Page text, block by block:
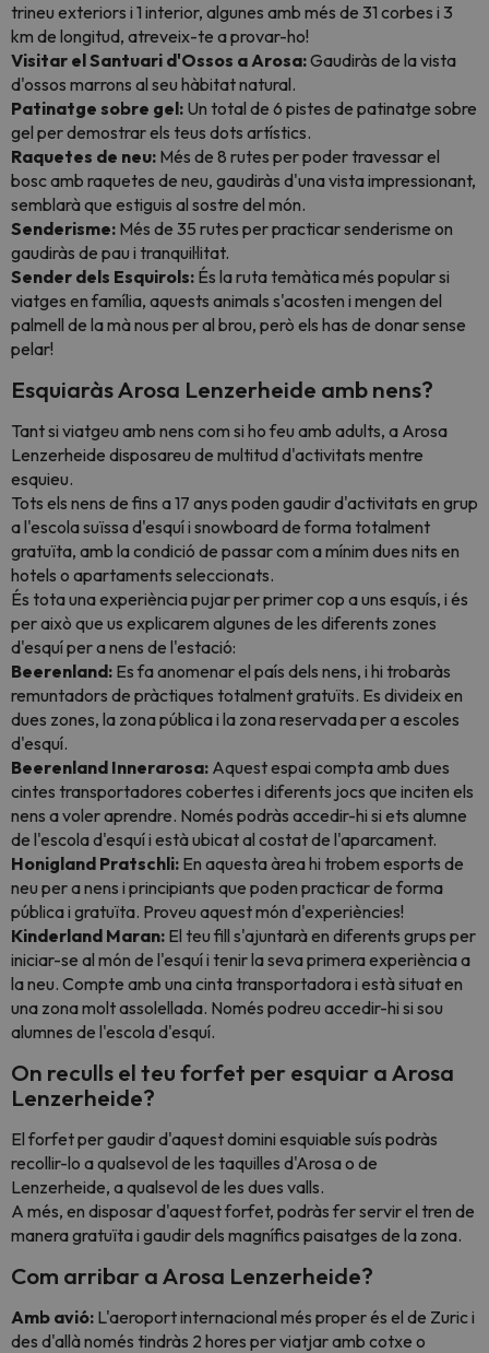
trineu exteriors i 1 interior, algunes amb més de 31 corbes i 3
km de longitud, atreveix-te a provar-ho!
Visitar el Santuari d'Ossos a Arosa:Gaudiràs de la vista
d'ossos marrons al seu hàbitat natural.
Patinatge sobre gel: Un total de 6 pistes de patinatge sobre
gel per demostrar els teus dots artístics.
Raquetes de neu: Més de 8 rutes per poder travessar el
bosc amb raquetes de neu, gaudiràs d'una vista impressionant,
semblarà que estiguis al sostre del món.
Senderisme: Més de 35 rutes per practicar senderisme on
gaudiràs de pau i tranquil·litat.
Sender dels Esquirols: És la ruta temàtica més popular si
viatges en família, aquests animals s'acosten i mengen del
palmell de la mà nous per al brou, però els has de donar sense
pelar!
Esquiaràs Arosa Lenzerheide amb nens?
Tant si viatgeu amb nens com si ho feu amb adults, a Arosa
Lenzerheide disposareu de multitud d'activitats mentre
esquieu.
Tots els nens de fins a 17 anys poden gaudir d'activitats en grup
a l'escola suïssa d'esquí i snowboard de forma totalment
gratuïta, amb la condició de passar com a mínim dues nits en
hotels o apartaments seleccionats.
És tota una experiència pujar per primer cop a uns esquís, i és
per això que us explicarem algunes de les diferents zones
d'esquí per a nens de l'estació:
Beerenland: Es fa anomenar el país dels nens, i hi trobaràs
remuntadors de pràctiques totalment gratuïts. Es divideix en
dues zones, la zona pública i la zona reservada per a escoles
d'esquí.
Beerenland Innerarosa: Aquest espai compta amb dues
cintes transportadores cobertes i diferents jocs que inciten els
nens a voler aprendre. Només podràs accedir-hi si ets alumne
de l'escola d'esquí i està ubicat al costat de l'aparcament.
Honigland Pratschli: En aquesta àrea hi trobem esports de
neu per a nens i principiants que poden practicar de forma
pública i gratuïta. Proveu aquest món d'experiències!
Kinderland Maran: El teu fill s'ajuntarà en diferents grups per
iniciar-se al món de l'esquí i tenir la seva primera experiència a
la neu. Compte amb una cinta transportadora i està situat en
una zona molt assolellada. Només podreu accedir-hi si sou
alumnes de l'escola d'esquí.
On reculls el teu forfet per esquiar a Arosa
Lenzerheide?
El forfet per gaudir d'aquest domini esquiable suís podràs
recollir-lo a qualsevol de les taquilles d'Arosa o de
Lenzerheide, a qualsevol de les dues valls.
A més, en disposar d'aquest forfet, podràs fer servir el tren de
manera gratuïta i gaudir dels magnífics paisatges de la zona.
Com arribar a Arosa Lenzerheide?
Amb avió: L'aeroport internacional més proper és el de Zuric i
des d'allà només tindràs 2 hores per viatjar amb cotxe o